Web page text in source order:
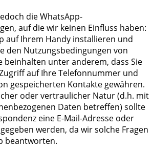
die WhatsApp-
auf die wir keinen Einfluss haben:
auf Ihrem Handy installieren und
den Nutzungsbedingungen von
beinhalten unter anderem, dass Sie
auf Ihre Telefonnummer und
gespeicherten Kontakte gewähren.
oder vertraulicher Natur (d.h. mit
Daten betreffen) sollte
eine E-Mail-Adresse oder
werden, da wir solche Fragen
beantworten.